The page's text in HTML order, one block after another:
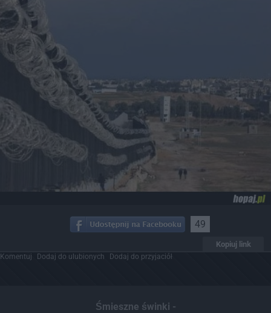
49
Kopiuj link
Komentuj Dodaj do ulubionych Dodaj do przyjaciół
Śmieszne świnki -